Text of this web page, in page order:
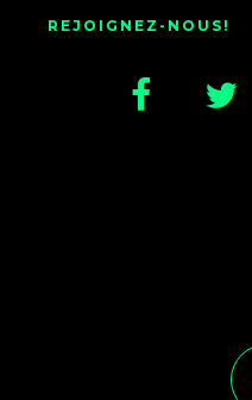
REJOIGNEZ-NOUS!